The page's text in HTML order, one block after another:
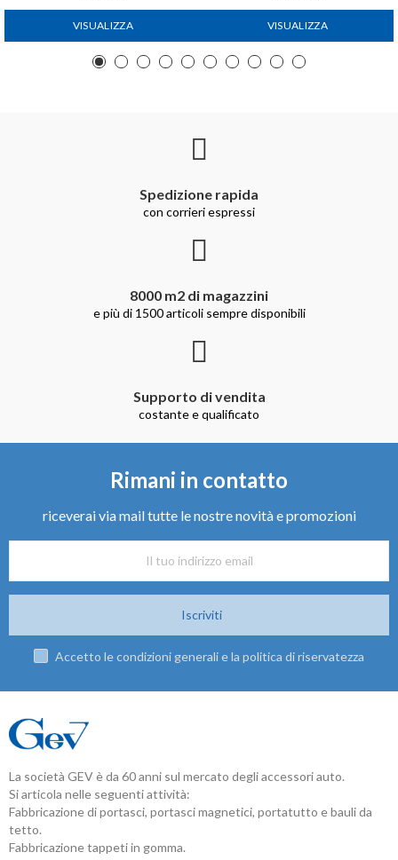
VISUALIZZA VISUALIZZA
Spedizione rapida
con corrieri espressi
8000 m2 di magazzini
e più di 1500 articoli sempre disponibili
Supporto di vendita
costante e qualificato
Rimani in contatto
riceverai via mail tutte le nostre novità e promozioni
Iscriviti
Accetto le condizioni generali e la politica di riservatezza
La società GEV è da 60 anni sul mercato degli accessori auto.
Si articola nelle seguenti attività:
Fabbricazione di portasci, portasci magnetici, portatutto e bauli da
tetto.
Fabbricazione tappeti in gomma.